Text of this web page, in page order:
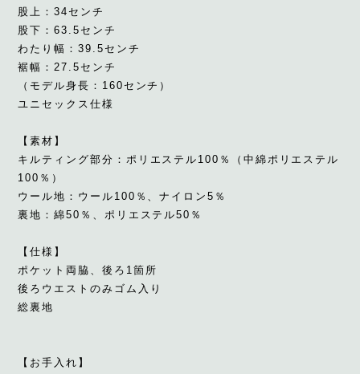
股上：34センチ
股下：63.5センチ
わたり幅：39.5センチ
裾幅：27.5センチ
（モデル身長：160センチ）
ユニセックス仕様
【素材】
キルティング部分：ポリエステル100％（中綿ポリエステル
100％）
ウール地：ウール100％、ナイロン5％
裏地：綿50％、ポリエステル50％
【仕様】
ポケット両脇、後ろ1箇所
後ろウエストのみゴム入り
総裏地
【お手入れ】